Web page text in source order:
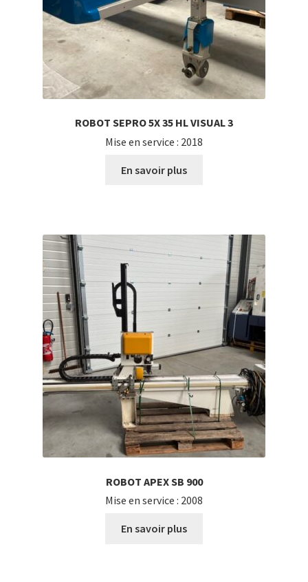
ROBOT SEPRO 5X 35 HL VISUAL 3
Mise en service : 2018
En savoir plus
ROBOT APEX SB 900
Mise en service : 2008
En savoir plus